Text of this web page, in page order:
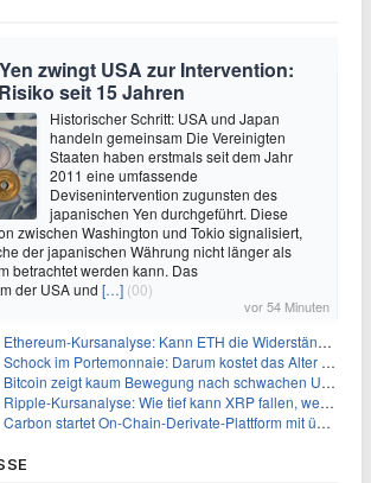
zwingt USA zur Intervention:
seit 15 Jahren
Historischer Schritt: USA und Japan
handeln gemeinsam Die Vereinigten
Staaten haben erstmals seit dem Jahr
2011 eine umfassende
Devisenintervention zugunsten des
japanischen Yen durchgeführt. Diese
zwischen Washington und Tokio signalisiert,
der japanischen Währung nicht länger als
betrachtet werden kann. Das
der USA und […] (00)
vor 54 Minuten
Ethereum-Kursanalyse: Kann ETH die Widerstände der gleitenden Durchschnitte überwinden?
Schock im Portemonnaie: Darum kostet das Alter deutlich mehr als Sie denken
Bitcoin zeigt kaum Bewegung nach schwachen US-Arbeitsmarktdaten, Fed-Zinserhöhungschancen sinken auf 44%
Ripple-Kursanalyse: Wie tief kann XRP fallen, wenn die $1-Unterstützung am Wochenende verloren geht?
Carbon startet On-Chain-Derivate-Plattform mit über 950 Märkten in einem Konto